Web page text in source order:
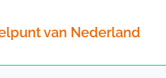
van Nederland